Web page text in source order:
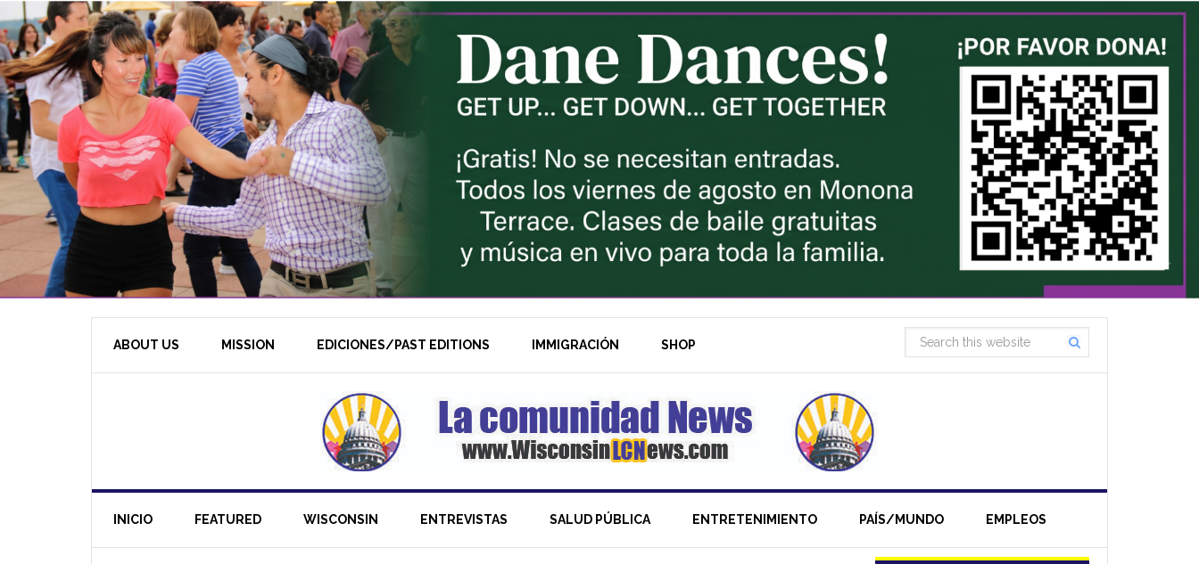
ABOUT US MISSION EDICIONES/PAST EDITIONS IMMIGRACIÓN SHOP
INICIO FEATURED WISCONSIN ENTREVISTAS SALUD PÚBLICA ENTRETENIMIENTO PAÍS/MUNDO EMPLEOS